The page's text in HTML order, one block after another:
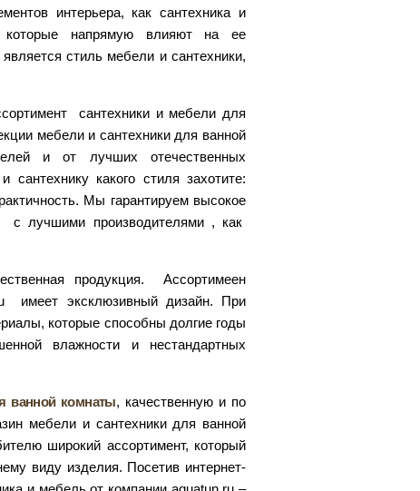
интерьера, как сантехника и
которые напрямую влияют на ее
стиль мебели и сантехники,
сантехники и мебели для
мебели и сантехники для ванной
и от лучших отечественных
какого стиля захотите:
Мы гарантируем высокое
с лучшими производителями , как
продукция. Ассортимеен
имеет эксклюзивный дизайн. При
которые способны долгие годы
влажности и нестандартных
ванной комнаты, качественную и по
мебели и сантехники для ванной
широкий ассортимент, который
виду изделия. Посетив интернет-